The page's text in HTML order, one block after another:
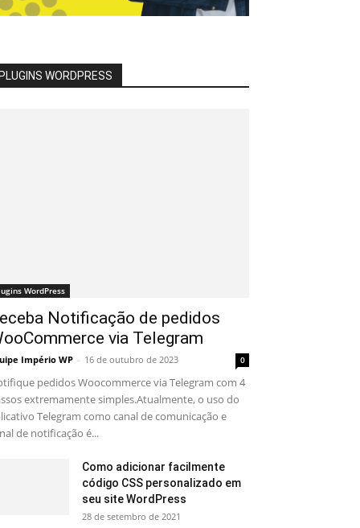
WORDPRESS
WordPress
Notificação de pedidos
via Telegram
Império WP - 16 de outubro de 2023 0
pedidos Woocommerce via Telegram com 4
extremamente simples.Atualmente, o uso do
Telegram como canal de comunicação e
de notificação é...
Como adicionar facilmente
código CSS personalizado em
seu site WordPress
28 de setembro de 2021